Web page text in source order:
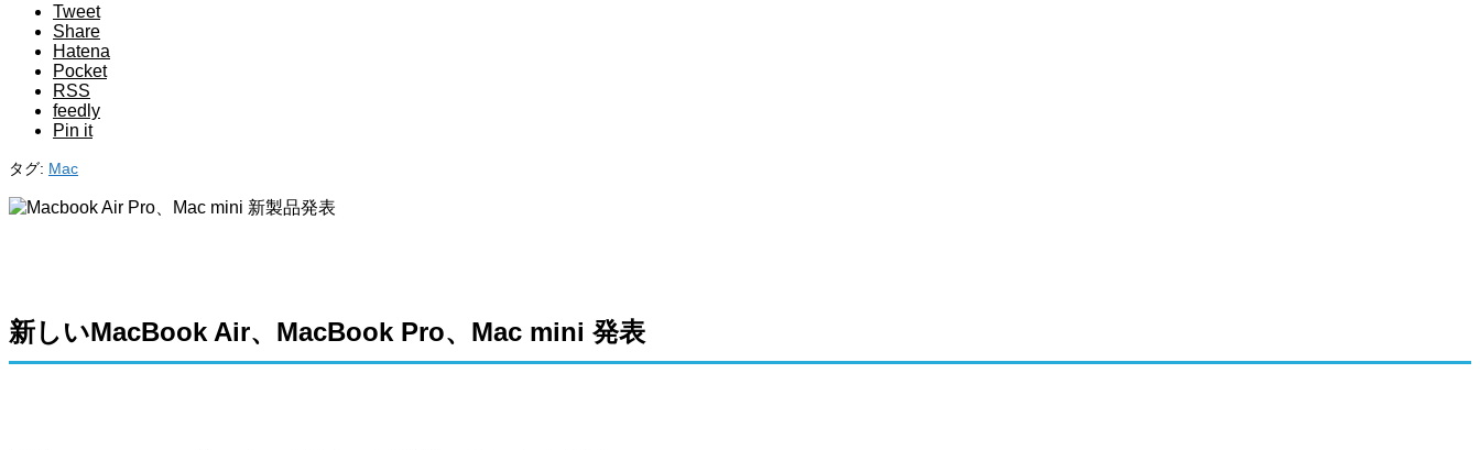
Tweet
Share
Hatena
Pocket
RSS
feedly
Pin it
タグ: Mac
新しいMacBook Air、MacBook Pro、Mac mini 発表